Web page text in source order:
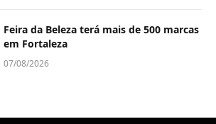
Feira da Beleza terá mais de 500 marcas
em Fortaleza
07/08/2026